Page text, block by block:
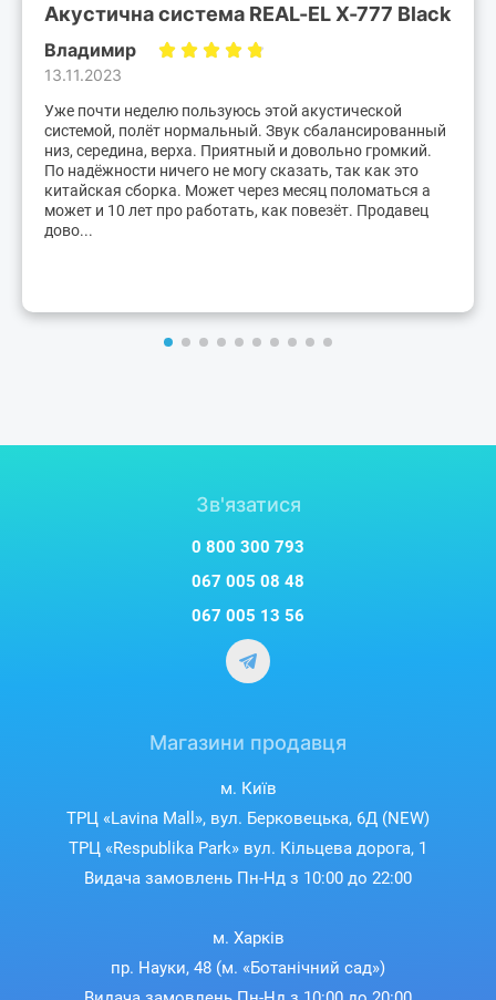
Акустична система REAL-EL X-777 Black
Владимир
13.11.2023
Уже почти неделю пользуюсь этой акустической
системой, полёт нормальный. Звук сбалансированный
низ, середина, верха. Приятный и довольно громкий.
По надёжности ничего не могу сказать, так как это
китайская сборка. Может через месяц поломаться а
может и 10 лет про работать, как повезёт. Продавец
дово...
Зв'язатися
0 800 300 793
067 005 08 48
067 005 13 56
Магазини продавця
м. Київ
ТРЦ «Lavina Mall», вул. Берковецька, 6Д (NEW)
ТРЦ «Respublika Park» вул. Кільцева дорога, 1
Видача замовлень Пн-Нд з 10:00 до 22:00
м. Харків
пр. Науки, 48 (м. «Ботанічний сад»)